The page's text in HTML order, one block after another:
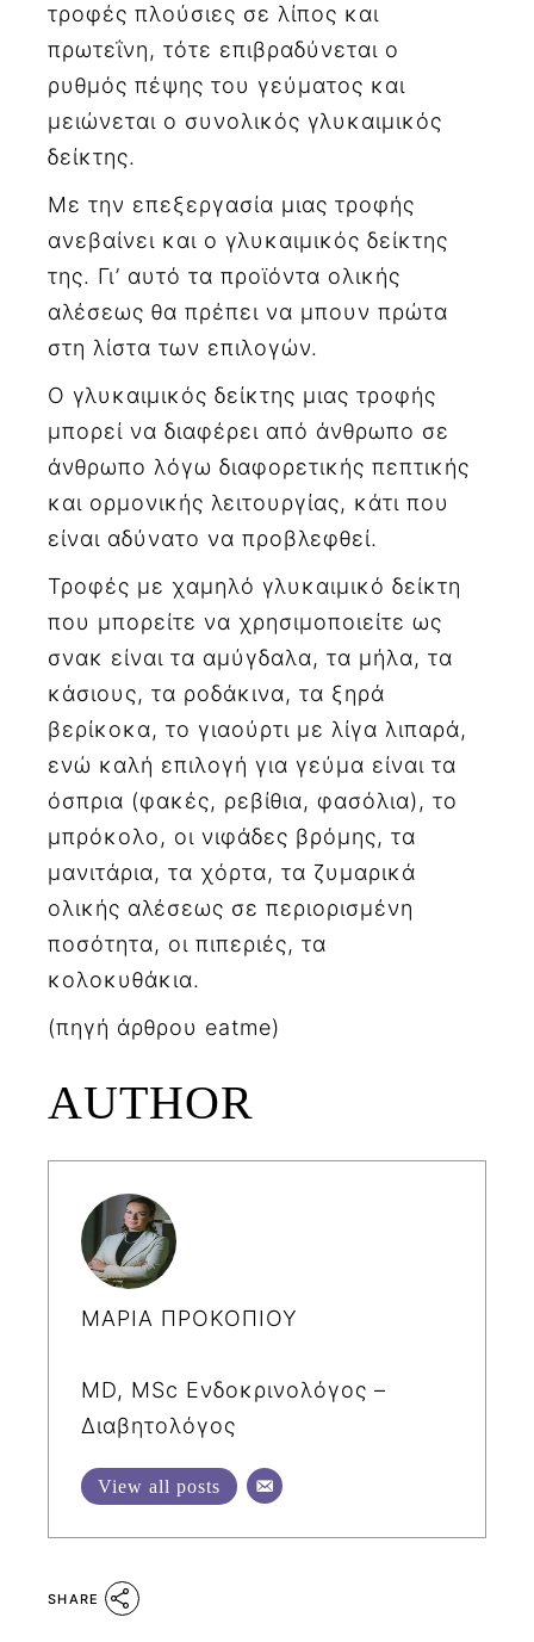
τροφές πλούσιες σε λίπος και
πρωτεΐνη, τότε επιβραδύνεται ο
ρυθμός πέψης του γεύματος και
μειώνεται ο συνολικός γλυκαιμικός
δείκτης.
Με την επεξεργασία μιας τροφής
ανεβαίνει και ο γλυκαιμικός δείκτης
της. Γι’ αυτό τα προϊόντα ολικής
αλέσεως θα πρέπει να μπουν πρώτα
στη λίστα των επιλογών.
Ο γλυκαιμικός δείκτης μιας τροφής
μπορεί να διαφέρει από άνθρωπο σε
άνθρωπο λόγω διαφορετικής πεπτικής
και ορμονικής λειτουργίας, κάτι που
είναι αδύνατο να προβλεφθεί.
Τροφές με χαμηλό γλυκαιμικό δείκτη
που μπορείτε να χρησιμοποιείτε ως
σνακ είναι τα αμύγδαλα, τα μήλα, τα
κάσιους, τα ροδάκινα, τα ξηρά
βερίκοκα, το γιαούρτι με λίγα λιπαρά,
ενώ καλή επιλογή για γεύμα είναι τα
όσπρια (φακές, ρεβίθια, φασόλια), το
μπρόκολο, οι νιφάδες βρόμης, τα
μανιτάρια, τα χόρτα, τα ζυμαρικά
ολικής αλέσεως σε περιορισμένη
ποσότητα, οι πιπεριές, τα
κολοκυθάκια.
(πηγή άρθρου eatme)
AUTHOR
ΜΑΡΙΑ ΠΡΟΚΟΠΙΟΥ
MD, MSc Ενδοκρινολόγος –
Διαβητολόγος
View all posts
SHARE